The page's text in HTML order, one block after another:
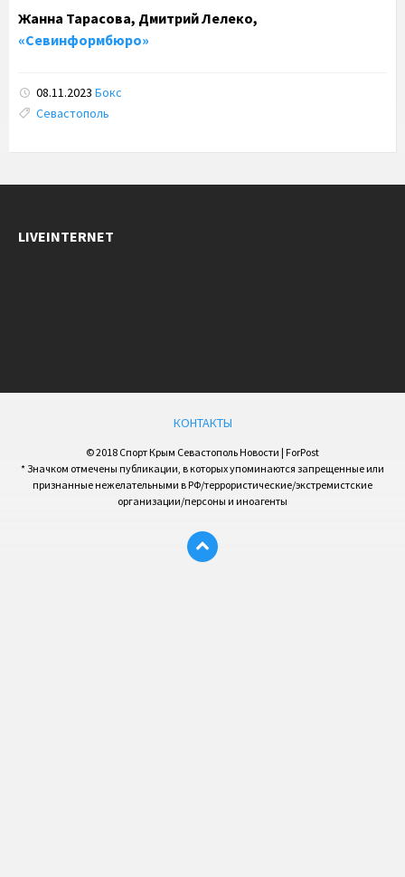
Жанна Тарасова, Дмитрий Лелеко,
«Севинформбюро»
08.11.2023 Бокс
Tags:
Севастополь
LIVEINTERNET
КОНТАКТЫ
© 2018 Спорт Крым Севастополь Новости | ForPost
* Значком отмечены публикации, в которых упоминаются запрещенные или
признанные нежелательными в РФ/террористические/экстремистские
организации/персоны и иноагенты